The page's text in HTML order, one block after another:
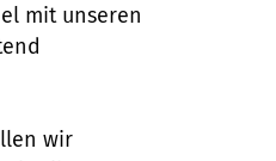
mit unseren
wir